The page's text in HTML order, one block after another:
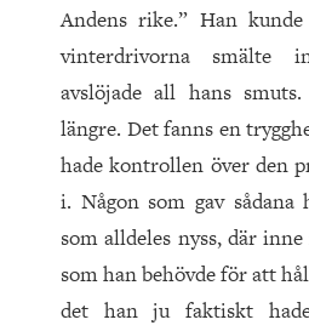
Andens rike.” Han
vinterdrivorna smälte
avslöjade all hans
längre. Det fanns en
hade kontrollen över den
i. Någon som gav sådana
som alldeles nyss, där
som han behövde för att
det han ju faktiskt